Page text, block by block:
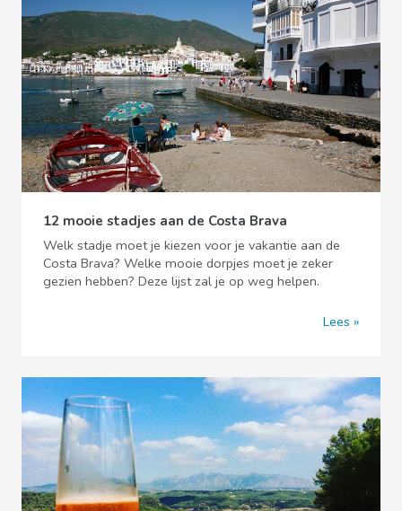
12 mooie stadjes aan de Costa Brava
Welk stadje moet je kiezen voor je vakantie aan de
Costa Brava? Welke mooie dorpjes moet je zeker
gezien hebben? Deze lijst zal je op weg helpen.
Lees